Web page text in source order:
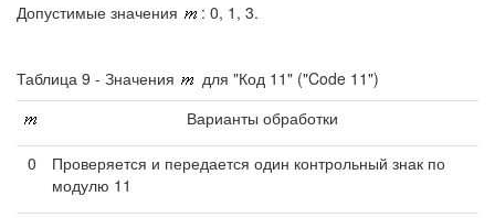
Допустимые значения
: 0, 1, 3.
Таблица 9 - Значения
для "Код 11" ("Code 11")
Варианты обработки
0
Проверяется и передается один контрольный знак по
модулю 11